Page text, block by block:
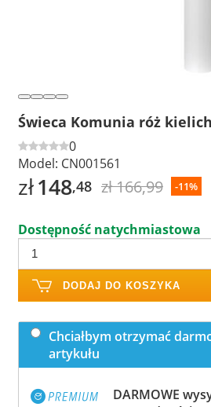
Świeca Komunia róż
0
Model: CN001561
zł148,48 zł 166,99 -11%
Dostępność natychmiastowa
DODAJ DO KOSZYKA
Chciałbym otrzymać
artykułu
DARMOWE